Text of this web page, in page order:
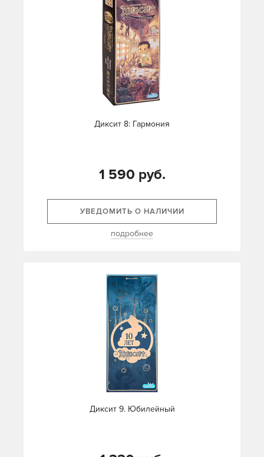
Диксит 8: Гармония
1 590 руб.
УВЕДОМИТЬ О НАЛИЧИИ
подробнее
Диксит 9. Юбилейный